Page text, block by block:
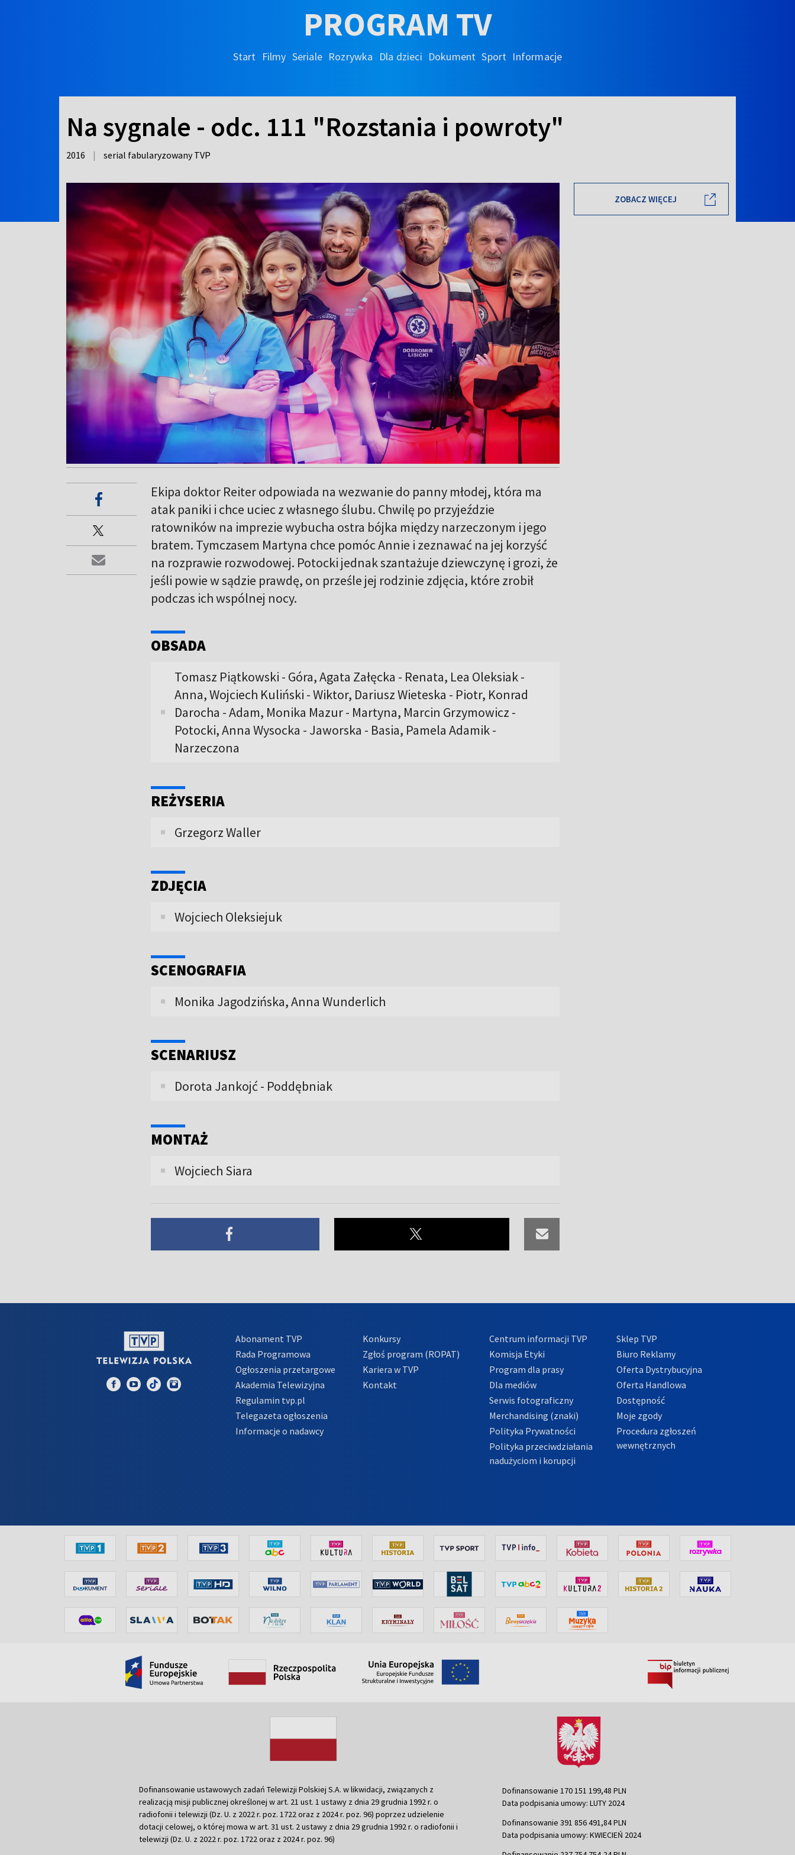
PROGRAM TV
Start Filmy Seriale Rozrywka Dla dzieci Dokument Sport Informacje
Na sygnale - odc. 111 "Rozstania i powroty"
2016 | serial fabularyzowany TVP
Ekipa doktor Reiter odpowiada na wezwanie do panny młodej, która ma
atak paniki i chce uciec z własnego ślubu. Chwilę po przyjeździe
ratowników na imprezie wybucha ostra bójka między narzeczonym i jego
bratem. Tymczasem Martyna chce pomóc Annie i zeznawać na jej korzyść
na rozprawie rozwodowej. Potocki jednak szantażuje dziewczynę i grozi, że
jeśli powie w sądzie prawdę, on prześle jej rodzinie zdjęcia, które zrobił
podczas ich wspólnej nocy.
OBSADA
Tomasz Piątkowski - Góra, Agata Załęcka - Renata, Lea Oleksiak -
Anna, Wojciech Kuliński - Wiktor, Dariusz Wieteska - Piotr, Konrad
Darocha - Adam, Monika Mazur - Martyna, Marcin Grzymowicz -
Potocki, Anna Wysocka - Jaworska - Basia, Pamela Adamik -
Narzeczona
REŻYSERIA
Grzegorz Waller
ZDJĘCIA
Wojciech Oleksiejuk
SCENOGRAFIA
Monika Jagodzińska, Anna Wunderlich
SCENARIUSZ
Dorota Jankojć - Poddębniak
MONTAŻ
Wojciech Siara
ZOBACZ WIĘCEJ
Abonament TVP
Rada Programowa
Ogłoszenia przetargowe
Akademia Telewizyjna
Regulamin tvp.pl
Telegazeta ogłoszenia
Informacje o nadawcy
Konkursy
Zgłoś program (ROPAT)
Kariera w TVP
Kontakt
Centrum informacji TVP
Komisja Etyki
Program dla prasy
Dla mediów
Serwis fotograficzny
Merchandising (znaki)
Polityka Prywatności
Polityka przeciwdziałania
nadużyciom i korupcji
Sklep TVP
Biuro Reklamy
Oferta Dystrybucyjna
Oferta Handlowa
Dostępność
Moje zgody
Procedura zgłoszeń
wewnętrznych
Dofinansowanie ustawowych zadań Telewizji Polskiej S.A. w likwidacji, związanych z
realizacją misji publicznej określonej w art. 21 ust. 1 ustawy z dnia 29 grudnia 1992 r. o
radiofonii i telewizji (Dz. U. z 2022 r. poz. 1722 oraz z 2024 r. poz. 96) poprzez udzielenie
dotacji celowej, o której mowa w art. 31 ust. 2 ustawy z dnia 29 grudnia 1992 r. o radiofonii i
telewizji (Dz. U. z 2022 r. poz. 1722 oraz z 2024 r. poz. 96)
Dofinansowanie 170 151 199,48 PLN
Data podpisania umowy: LUTY 2024
Dofinansowanie 391 856 491,84 PLN
Data podpisania umowy: KWIECIEŃ 2024